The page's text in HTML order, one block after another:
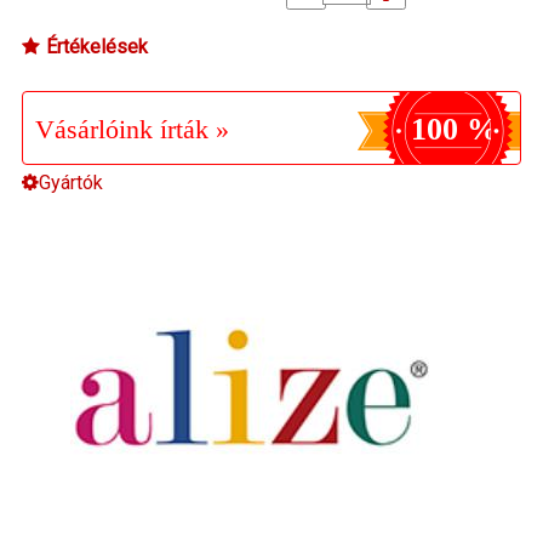
Értékelések
Vásárlóink írták » 100 %
Gyártók